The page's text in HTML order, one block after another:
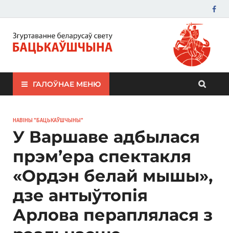
ЗБС "Бацькаўшчына"
ГАЛОЎНАЕ МЕНЮ
НАВІНЫ "БАЦЬКАЎШЧЫНЫ"
У Варшаве адбылася
прэм’ера спектакля
«Ордэн белай мышы»,
дзе антыўтопія
Арлова пераплялася з